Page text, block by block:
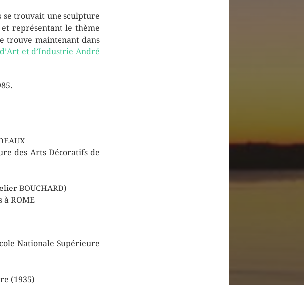
se trouvait une sculpture
représentant le thème
trouve maintenant dans
et d’Industrie André
des Arts Décoratifs de
BOUCHARD)
à ROME
Nationale Supérieure
(1935)